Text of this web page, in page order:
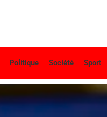
Politique Société Sport